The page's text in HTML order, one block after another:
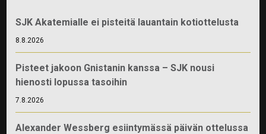
SJK Akatemialle ei pisteitä lauantain kotiottelusta
8.8.2026
Pisteet jakoon Gnistanin kanssa – SJK nousi
hienosti lopussa tasoihin
7.8.2026
Alexander Wessberg esiintymässä päivän ottelussa